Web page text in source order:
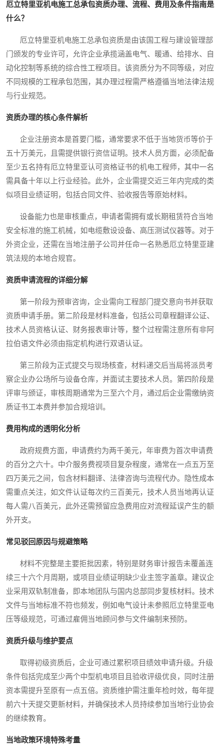
厄立特里亚机电施工总承包资质办理、流程、费用及条件指南是
什么？
厄立特里亚机电施工总承包资质是由该国工程与建设管理部
门颁发的专业许可，允许企业承揽涵盖电气、暖通、给排水、自
动化控制等系统的综合性工程项目。该资质分为不同等级，对应
不同规模的工程承包范围，其办理过程需严格遵循当地法律法规
与行业规范。
资质办理的核心条件解析
企业注册资本是首要门槛，通常要求不低于当地货币等价于
五十万美元，且需提供银行资信证明。技术人员方面，必须配备
至少五名持有厄立特里亚认可资格证书的机电工程师，其中一名
需具备十年以上行业经验。此外，企业需提交近三年内完成的类
似项目业绩证明，包括合同文件、验收报告等原始材料。
设备能力也是审核重点，申请者需拥有或长期租赁符合当地
安全标准的施工机械，如电缆敷设设备、高压测试仪器等。对于
外资企业，还需在当地注册子公司并任命一名熟悉厄立特里亚建
筑法规的本地合规官。
资质申请流程的详细分解
第一阶段为预审咨询，企业需向工程部门提交意向书并获取
资质申请手册。第二阶段是材料准备，包括公司章程翻译公证、
技术人员资格认证、财务报表审计等，整个过程需注意所有非阿
拉伯语文件必须由指定机构进行双语认证。
第三阶段为正式提交与现场核查，材料递交后当局将派员考
察企业办公场所与设备仓库，并面试主要技术人员。第四阶段是
评审与颁证，审核周期通常为三至六个月，通过后企业需缴纳资
质证书工本费并参加合规培训。
费用构成的透明化分析
政府规费方面，申请费约为两千美元，年审费为首次申请费
的百分之六十。中介服务费视项目复杂程度，通常在一点五万至
四万美元之间，包含材料翻译、法律咨询与流程代办。隐性成本
需重点关注，如文件认证每次约三百美元，技术人员当地再认证
每人需八百美元，此外还需预留应急费用应对流程延误产生的额
外开支。
常见驳回原因与规避策略
材料不完整是主要拒批因素，特别是财务审计报告未覆盖连
续三十六个月周期，或项目业绩证明缺少业主签字盖章。建议企
业采用双轨制准备，即本地团队与国内总部同步复核材料。技术
文件与当地标准不符也频发，例如电气设计未参照厄立特里亚电
压等级规范，可通过雇佣当地顾问参与文件编制来预防。
资质升级与维护要点
取得初级资质后，企业可通过累积项目绩效申请升级。升级
条件包括完成至少两个中型机电项目且验收评级优良，同时注册
资本需提升至原有一点五倍。资质维护需注重年检时效，每年提
前六十天提交更新材料，并确保技术人员持续参加当地行业协会
的继续教育。
当地政策环境特殊考量